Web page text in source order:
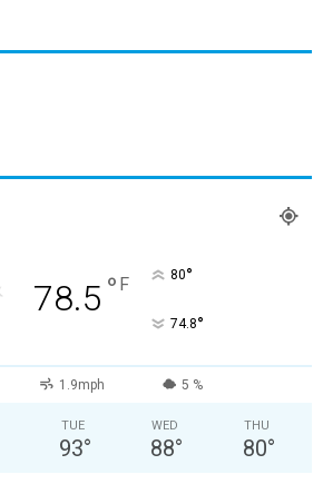
78.5 ° F 80°
74.8°
1.9mph 5 %
TUE
93°
WED
88°
THU
80°